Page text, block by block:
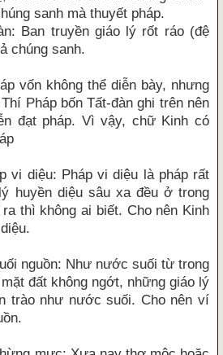
sanh mà thuyết pháp.
Ban truyền giáo lý rốt ráo (đệ
chúng sanh.
vốn không thể diễn bày, nhưng
Pháp bốn Tất-đàn ghi trên nên
đạt pháp. Vì vậy, chữ Kinh có
vi diệu: Pháp vi diệu là pháp rất
huyền diệu sâu xa đều ở trong
thì không ai biết. Cho nên Kinh
nguồn: Như nước suối từ trong
đất không ngớt, những giáo lý
trào như nước suối. Cho nên ví